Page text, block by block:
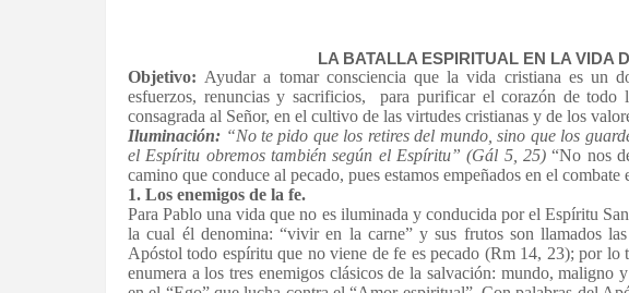
LA BATALLA ESPIRITUAL EN LA VIDA
Objetivo: Ayudar a tomar consciencia que la vida cristiana es un
esfuerzos, renuncias y sacrificios,
para purificar el corazón de
consagrada al Señor, en el cultivo de las virtudes cristianas y de los
Iluminación: “No te pido que los retires del mundo, sino que los
el Espíritu obremos también según el Espíritu” (Gál 5, 25)“No nos
camino que conduce al pecado, pues estamos empeñados en el
1. Los enemigos de la fe.
Para Pablo una vida que no es iluminada y conducida por el Espíritu
la cual él denomina: “vivir en la carne” y sus frutos son llamados
Apóstol todo espíritu que no viene de fe es pecado (Rm 14, 23); por lo
enumera a los tres enemigos clásicos de la salvación: mundo, maligno